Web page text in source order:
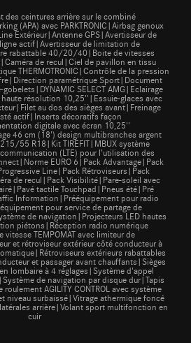
des ceintures arrière sur le combiné
(APA) avec PARKTRONIC|Airbag genoux
Extérieur|Antenne GPS|Avertisseur de
actif|Avertisseur de limitation de
rabattable 40/20/40|Boite de vitesses
de recul|Ciel de pavillon en tissu
THERMOTRONIC|Contrôle de la pression
paramétrique Sport|Document
SELECT AMG|Eclairage
résolution 10,25''|Essuie-glaces avec
au dos des sièges avant|Freinage
actif|Inserts décoratifs façon
digitale avec écran 10,25''
46 cm (18') design multibranches argent
55 R18|Kit TIREFIT|MBUX système
(LTE) pour l’utilisation des
EURO 6|Pack Advantage|Pack
Line|Pack Rétroviseurs|Pack
de recul|Pack Visibilité|Pare-soleil avec
tactile Touchpad|Pneus été|Pré
Information|Prééquipement pour radio
pour service de partage de
de navigation|Projecteurs LED hautes
piétons|Réception radio numérique
vitesse TEMPOMAT avec limiteur de
et rétroviseur extérieur côté conducteur à
extérieurs rabattables
et passager avant chauffants|Sièges
lombaire à 4 réglages|Système d'appel
de navigation par disque dur|Tapis
AGILITY CONTROL avec système
niveau surbaissé|Vitrage athermique foncé
arrière|Volant sport multifonction en
cuir